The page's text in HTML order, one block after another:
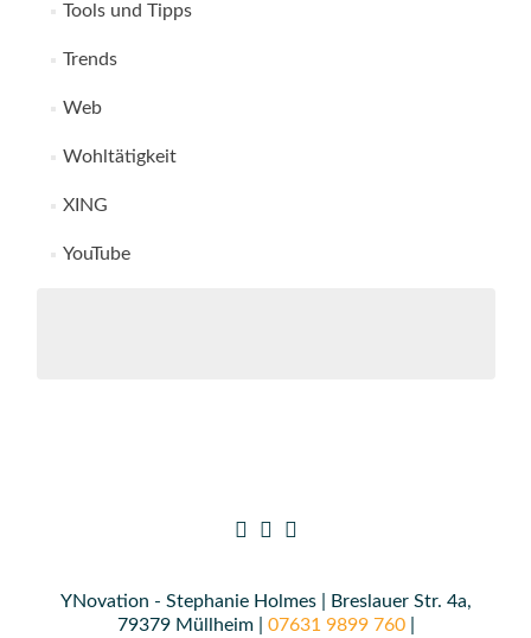
Tools und Tipps
Trends
Web
Wohltätigkeit
XING
YouTube
YNovation - Stephanie Holmes | Breslauer Str. 4a,
79379 Müllheim | 07631 9899 760|